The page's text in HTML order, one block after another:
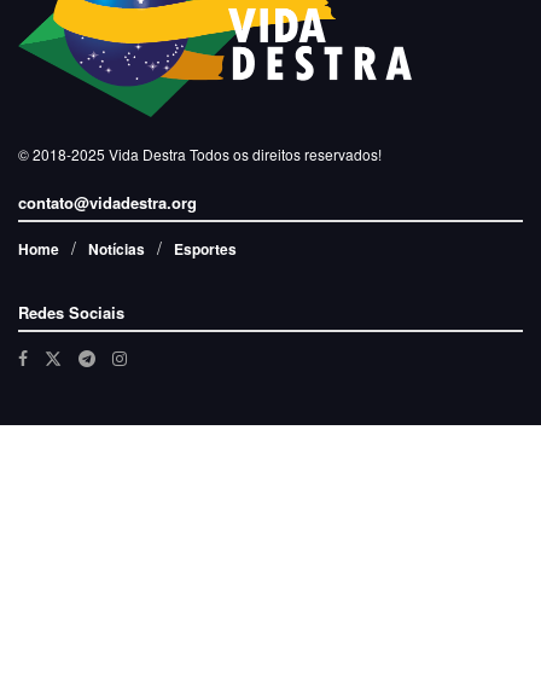
© 2018-2025 Vida Destra Todos os direitos reservados!
contato@vidadestra.org
Home Notícias Esportes
Redes Sociais